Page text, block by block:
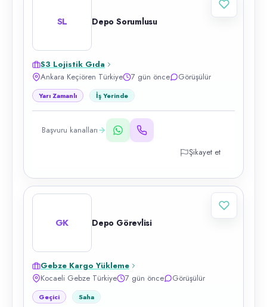
SL Depo Sorumlusu
S3 Lojistik Gıda
Ankara Keçiören Türkiye
7 gün önce Görüşülür
Yarı Zamanlı İş Yerinde
Başvuru kanalları
Şikayet et
GK Depo Görevlisi
Gebze Kargo Yükleme
Kocaeli Gebze Türkiye
7 gün önce Görüşülür
Geçici Saha